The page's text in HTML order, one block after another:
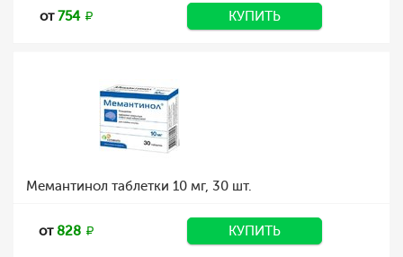
от754 КУПИТЬ
Мемантинол таблетки 10 мг, 30 шт.
от828 КУПИТЬ